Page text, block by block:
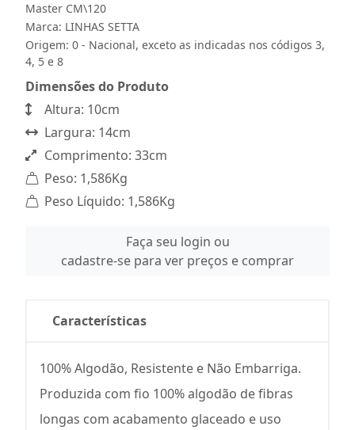
Master CM\120
Marca: LINHAS SETTA
Origem: 0 - Nacional, exceto as indicadas nos códigos 3,
4, 5 e 8
Dimensões do Produto
Altura: 10cm
Largura: 14cm
Comprimento: 33cm
Peso: 1,586Kg
Peso Líquido: 1,586Kg
Faça seu login ou
cadastre-se para ver preços e comprar
Características
100% Algodão, Resistente e Não Embarriga.
Produzida com fio 100% algodão de fibras
longas com acabamento glaceado e uso